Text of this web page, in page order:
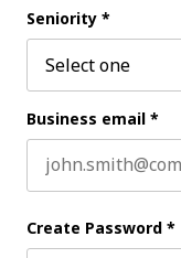
Seniority *
Business email *
Create Password *